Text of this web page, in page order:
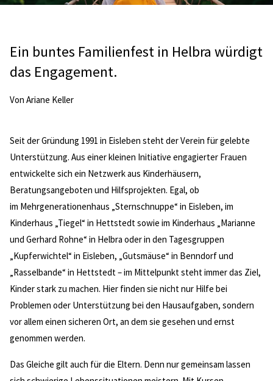
Ein buntes Familienfest in Helbra würdigt
das Engagement.
Von Ariane Keller
Seit der Gründung 1991 in Eisleben steht der Verein für gelebte
Unterstützung. Aus einer kleinen Initiative engagierter Frauen
entwickelte sich ein Netzwerk aus Kinderhäusern,
Beratungsangeboten und Hilfsprojekten. Egal, ob
im Mehrgenerationenhaus „Sternschnuppe“ in Eisleben, im
Kinderhaus „Tiegel“ in Hettstedt sowie im Kinderhaus „Marianne
und Gerhard Rohne“ in Helbra oder in den Tagesgruppen
„Kupferwichtel“ in Eisleben, „Gutsmäuse“ in Benndorf und
„Rasselbande“ in Hettstedt – im Mittelpunkt steht immer das Ziel,
Kinder stark zu machen. Hier finden sie nicht nur Hilfe bei
Problemen oder Unterstützung bei den Hausaufgaben, sondern
vor allem einen sicheren Ort, an dem sie gesehen und ernst
genommen werden.
Das Gleiche gilt auch für die Eltern. Denn nur gemeinsam lassen